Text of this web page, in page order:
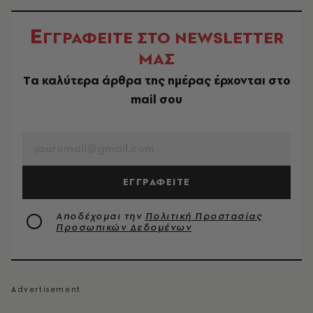
ΕΓΓΡΑΦΕΙΤΕ ΣΤΟ NEWSLETTER
ΜΑΣ
Tα καλύτερα άρθρα της ημέρας έρχονται στο
mail σου
ΕΓΓΡΑΦΕΙΤΕ
Αποδέχομαι την Πολιτική Προστασίας
Προσωπικών Δεδομένων